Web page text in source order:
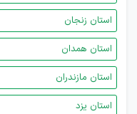
استان زنجان
استان همدان
استان مازندران
استان یزد